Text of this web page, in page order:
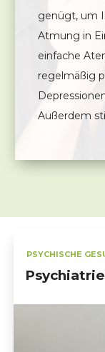
genügt, um
Atmung in
einfache
regelmäßig
Außerdem
PSYCHISCHE